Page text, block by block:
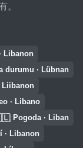
。
Libanon
durumu · Lübnan
Liibanon
· Libano
Pogoda · Liban
· Libanon